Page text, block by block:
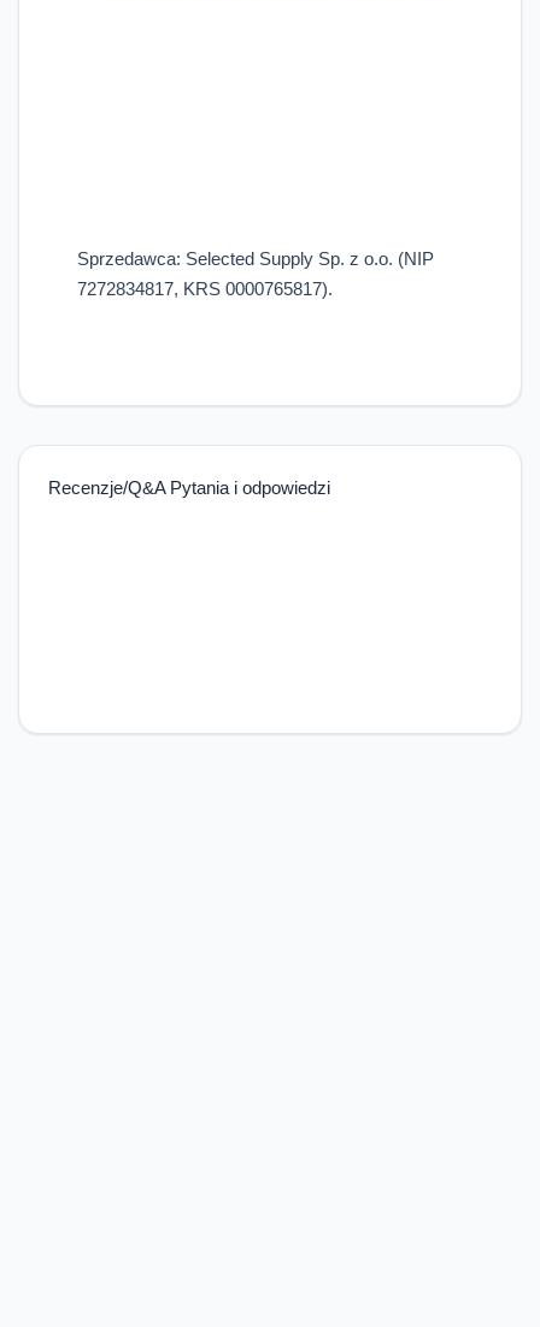
Sprzedawca: Selected Supply Sp. z o.o. (NIP
7272834817, KRS 0000765817).
Recenzje/Q&A Pytania i odpowiedzi